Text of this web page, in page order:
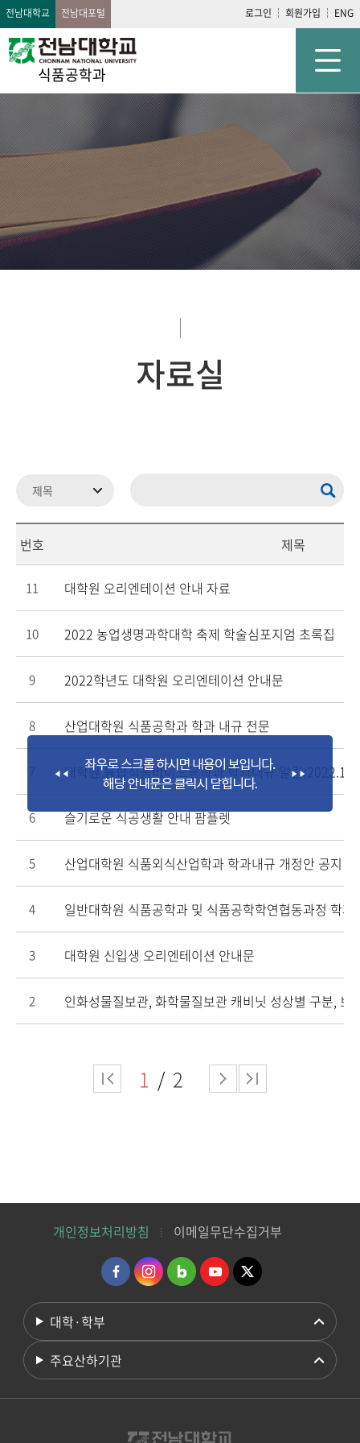
전남대학교 전남대포털 로그인 회원가입 ENG
식품공학과
자료실
번호 제목
11 대학원 오리엔테이션 안내 자료
10 2022 농업생명과학대학 축제 학술심포지엄 초록집
9 2022학년도 대학원 오리엔테이션 안내문
8 산업대학원 식품공학과 학과 내규 전문
대학원 융합식품바이오공학과 학과내규 알림
6 슬기로운 식공생활 안내 팜플렛
5 산업대학원 식품외식산업학과 학과내규 개정안 공지
4 일반대학원 식품공학과 및 식품공학학연협동과정 학과
3 대학원 신입생 오리엔테이션 안내문
2 인화성물질보관, 화학물질보관 캐비닛 성상별 구분, 보
1 2
개인정보처리방침 이메일무단수집거부
대학·학부
주요산하기관